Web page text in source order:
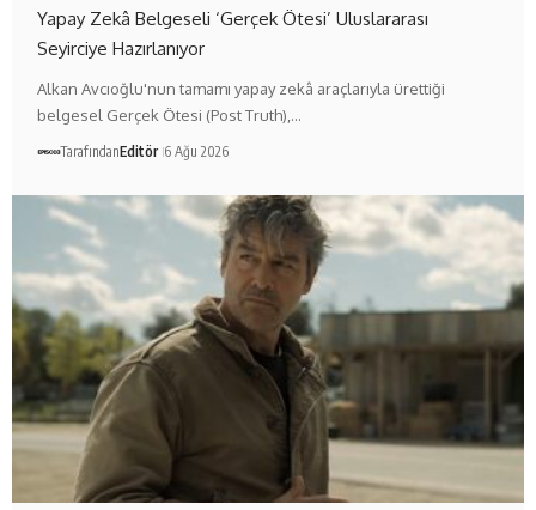
Yapay Zekâ Belgeseli ‘Gerçek Ötesi’ Uluslararası
Seyirciye Hazırlanıyor
Alkan Avcıoğlu'nun tamamı yapay zekâ araçlarıyla ürettiği
belgesel Gerçek Ötesi (Post Truth),…
TarafındanEditör 6 Ağu 2026